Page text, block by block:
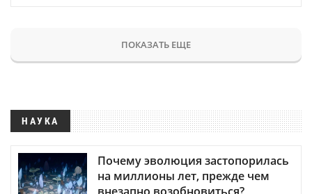
ПОКАЗАТЬ ЕЩЕ
НАУКА
Почему эволюция застопорилась
на миллионы лет, прежде чем